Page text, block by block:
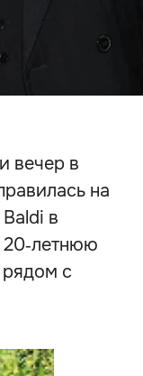
вечер в
на
в
20‑летнюю
рядом с